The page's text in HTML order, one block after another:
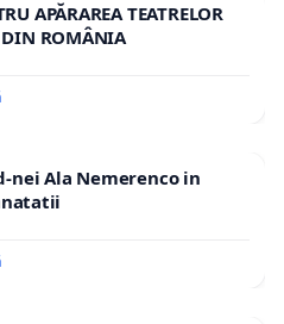
APĂRAREA TEATRELOR
DIN ROMÂNIA
nei Ala Nemerenco in